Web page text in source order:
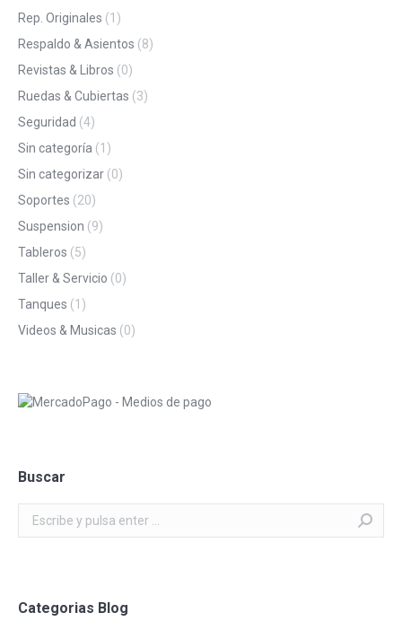
Rep. Originales (1)
Respaldo & Asientos (8)
Revistas & Libros (0)
Ruedas & Cubiertas (3)
Seguridad (4)
Sin categoría (1)
Sin categorizar (0)
Soportes (20)
Suspension (9)
Tableros (5)
Taller & Servicio (0)
Tanques (1)
Videos & Musicas (0)
Buscar
Categorias Blog